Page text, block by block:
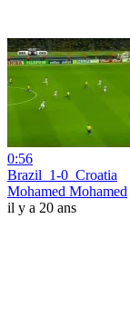
0:56
Brazil_1-0_Croatia
Mohamed Mohamed
il y a 20 ans